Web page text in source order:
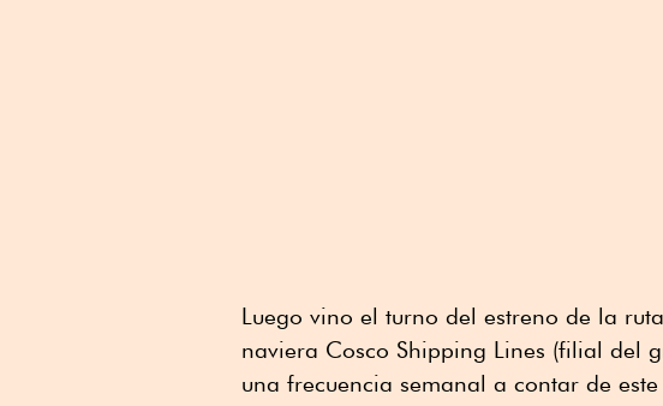
Luego vino el turno del estreno de la
naviera Cosco Shipping Lines (filial del
una frecuencia semanal a contar de